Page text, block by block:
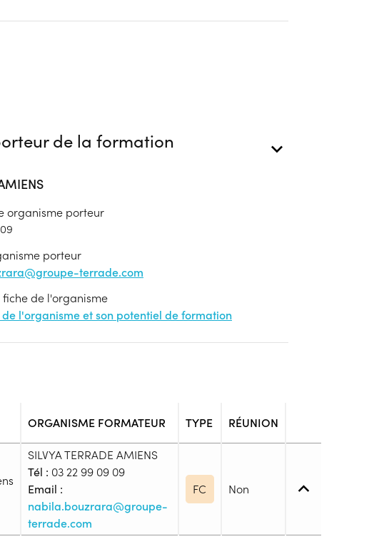
de la formation
organisme porteur
porteur
terrade.com
fiche de l'organisme
de l'organisme et son potentiel de formation
ORGANISME FORMATEUR TYPE RÉUNION
SILVYA TERRADE AMIENS
Tél : 03 22 99 09 09
Email :
nabila.bouzrara@groupe-
terrade.com
FC Non